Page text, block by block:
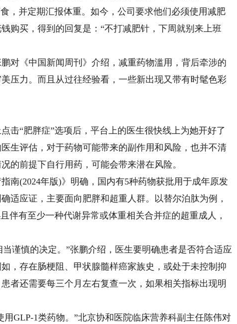
，并定期汇报体重。如今，公司要求他们必须使用减肥
购买，得到的回复是：“不打减肥针，下周就别来上班
《中国新闻周刊》介绍，减重药物滥用，背后牵涉的
压力。而且从过往经验看，一些新出现又带有时髦色彩
“肥胖症”选项后，平台上的医生很快线上为她开好了
生评估，对于药物可能带来的副作用和风险，也并不清
的前提下自行用药，可能会带来潜在风险。
(2024年版)》明确，国内有5种药物获批用于成年原发
适应证，主要面向肥胖和超重人群。以替尔泊肽为例，
伴有至少一种代谢异常或体重相关合并症的超重成人，
慎的决定。”张鹏介绍，医生要明确患者是否符合适应
，存在肠梗阻、甲状腺髓样癌家族史，或处于未控制抑
者还需要每三个月左右复查一次，如果相关指标出现明
1类药物。”北京协和医院临床营养科副主任陈伟对